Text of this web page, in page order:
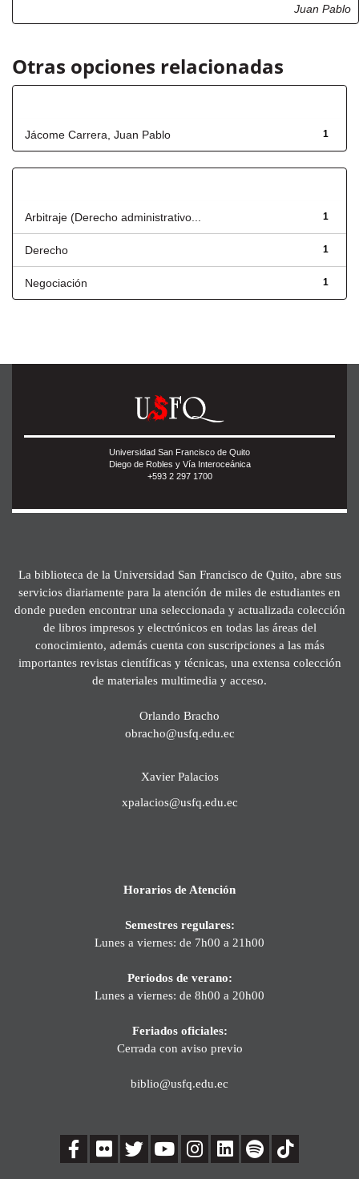
Juan Pablo
Otras opciones relacionadas
1
Jácome Carrera, Juan Pablo
1
Arbitraje (Derecho administrativo...
1
Derecho
1
Negociación
Universidad San Francisco de Quito
Diego de Robles y Vía Interoceánica
+593 2 297 1700
La biblioteca de la Universidad San Francisco de Quito, abre sus
servicios diariamente para la atención de miles de estudiantes en
donde pueden encontrar una seleccionada y actualizada colección
de libros impresos y electrónicos en todas las áreas del
conocimiento, además cuenta con suscripciones a las más
importantes revistas científicas y técnicas, una extensa colección
de materiales multimedia y acceso.
Orlando Bracho
obracho@usfq.edu.ec
Xavier Palacios
xpalacios@usfq.edu.ec
Horarios de Atención
Semestres regulares:
Lunes a viernes: de 7h00 a 21h00
Períodos de verano:
Lunes a viernes: de 8h00 a 20h00
Feriados oficiales:
Cerrada con aviso previo
biblio@usfq.edu.ec